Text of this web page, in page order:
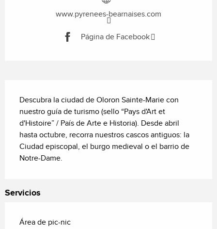
www.pyrenees-bearnaises.com
Página de Facebook
Descubra la ciudad de Oloron Sainte-Marie con
nuestro guía de turismo (sello “Pays d'Art et
d'Histoire” / País de Arte e Historia). Desde abril
hasta octubre, recorra nuestros cascos antiguos: la
Ciudad episcopal, el burgo medieval o el barrio de
Notre-Dame.
Servicios
Área de pic-nic